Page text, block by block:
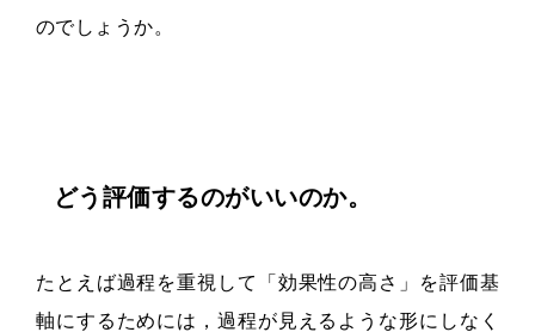
のでしょうか。
どう評価するのがいいのか。
たとえば過程を重視して「効果性の高さ」を評価基
軸にするためには，過程が見えるような形にしなく